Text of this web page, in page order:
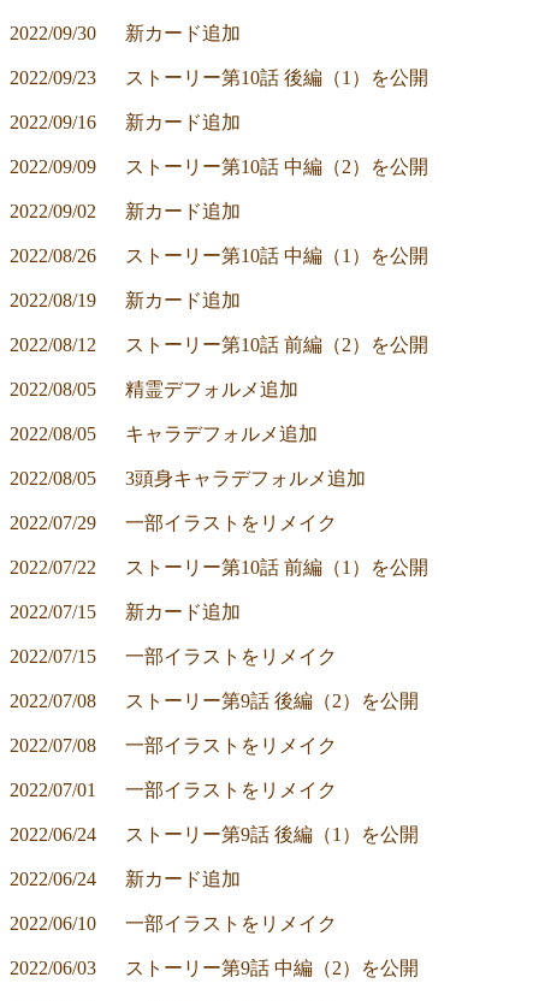
2022/09/30	新カード追加
2022/09/23	ストーリー第10話 後編（1）を公開
2022/09/16	新カード追加
2022/09/09	ストーリー第10話 中編（2）を公開
2022/09/02	新カード追加
2022/08/26	ストーリー第10話 中編（1）を公開
2022/08/19	新カード追加
2022/08/12	ストーリー第10話 前編（2）を公開
2022/08/05	精霊デフォルメ追加
2022/08/05	キャラデフォルメ追加
2022/08/05	3頭身キャラデフォルメ追加
2022/07/29	一部イラストをリメイク
2022/07/22	ストーリー第10話 前編（1）を公開
2022/07/15	新カード追加
2022/07/15	一部イラストをリメイク
2022/07/08	ストーリー第9話 後編（2）を公開
2022/07/08	一部イラストをリメイク
2022/07/01	一部イラストをリメイク
2022/06/24	ストーリー第9話 後編（1）を公開
2022/06/24	新カード追加
2022/06/10	一部イラストをリメイク
2022/06/03	ストーリー第9話 中編（2）を公開